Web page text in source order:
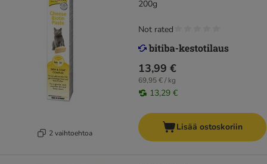
2 vaihtoehtoa
200g
13,99 €
69,95 € / kg
13,29 €
Not rated
Lisää ostoskoriin